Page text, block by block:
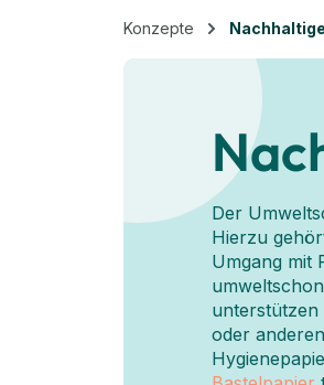
Konzepte
Der
Hierzu
Umgang mit
unterstützen
oder